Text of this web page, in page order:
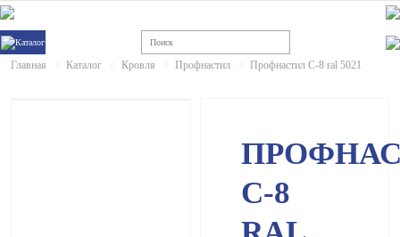
Каталог
Главная Каталог Кровля Профнастил Профнастил С-8 ral 5021
С-8